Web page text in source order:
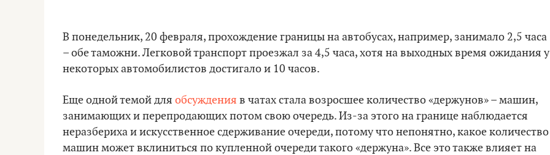
В понедельник, 20 февраля, прохождение границы на автобусах, например, занимало 2,5 часа
– обе таможни. Легковой транспорт проезжал за 4,5 часа, хотя на выходных время ожидания у
некоторых автомобилистов достигало и 10 часов.
Еще одной темой для обсуждения в чатах стала возросшее количество «держунов» – машин,
занимающих и перепродающих потом свою очередь. Из-за этого на границе наблюдается
неразбериха и искусственное сдерживание очереди, потому что непонятно, какое количество
машин может вклиниться по купленной очереди такого «держуна». Все это также влияет на